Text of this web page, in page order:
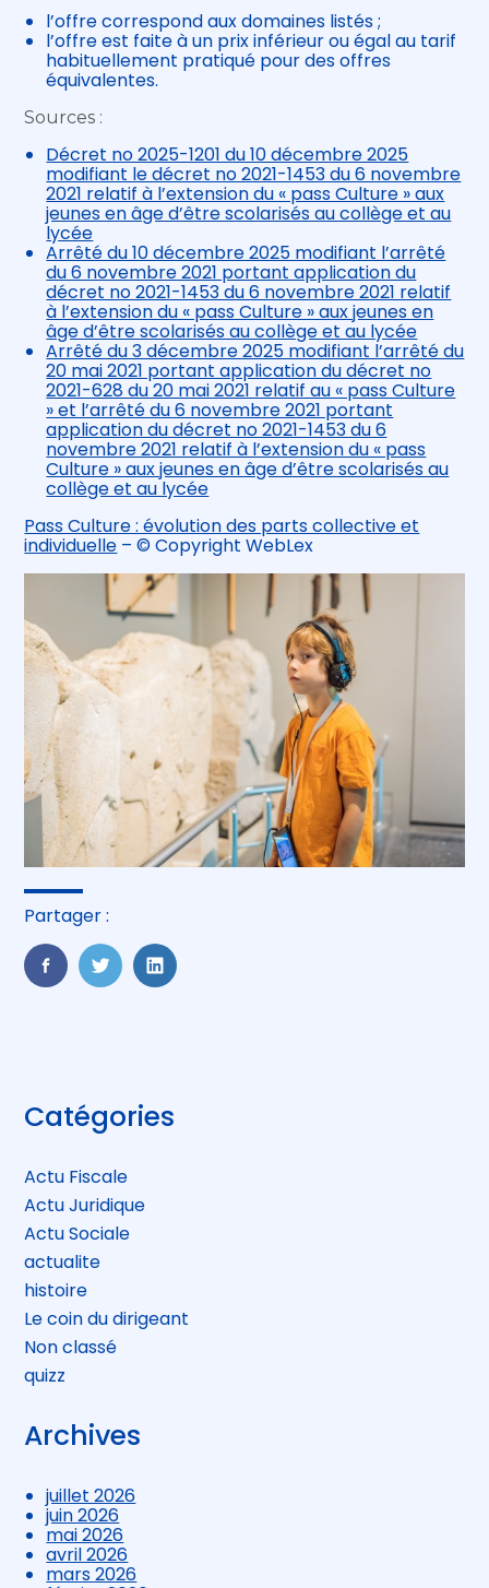
l’offre correspond aux domaines listés ;
l’offre est faite à un prix inférieur ou égal au tarif
habituellement pratiqué pour des offres
équivalentes.
Sources :
Décret no 2025-1201 du 10 décembre 2025
modifiant le décret no 2021-1453 du 6 novembre
2021 relatif à l’extension du « pass Culture » aux
jeunes en âge d’être scolarisés au collège et au
lycée
Arrêté du 10 décembre 2025 modifiant l’arrêté
du 6 novembre 2021 portant application du
décret no 2021-1453 du 6 novembre 2021 relatif
à l’extension du « pass Culture » aux jeunes en
âge d’être scolarisés au collège et au lycée
Arrêté du 3 décembre 2025 modifiant l’arrêté du
20 mai 2021 portant application du décret no
2021-628 du 20 mai 2021 relatif au « pass Culture
» et l’arrêté du 6 novembre 2021 portant
application du décret no 2021-1453 du 6
novembre 2021 relatif à l’extension du « pass
Culture » aux jeunes en âge d’être scolarisés au
collège et au lycée
Pass Culture : évolution des parts collective et
individuelle – © Copyright WebLex
Partager :
FaceBook
TwitterLinkedIn
Blog
sidebar
Catégories
Actu Fiscale
Actu Juridique
Actu Sociale
actualite
histoire
Le coin du dirigeant
Non classé
quizz
Archives
juillet 2026
juin 2026
mai 2026
avril 2026
mars 2026